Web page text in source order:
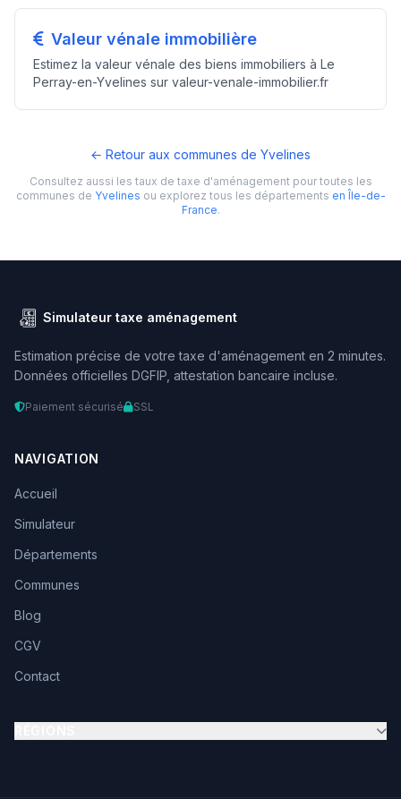
Valeur vénale immobilière
Estimez la valeur vénale des biens immobiliers à Le
Perray-en-Yvelines sur valeur-venale-immobilier.fr
← Retour aux communes de Yvelines
Consultez aussi les taux de taxe d'aménagement pour toutes les
communes de Yvelines ou explorez tous les départements en Île-de-
France.
Simulateur taxe aménagement
Estimation précise de votre taxe d'aménagement en 2 minutes.
Données officielles DGFIP, attestation bancaire incluse.
Paiement sécurisé SSL
NAVIGATION
Accueil
Simulateur
Départements
Communes
Blog
CGV
Contact